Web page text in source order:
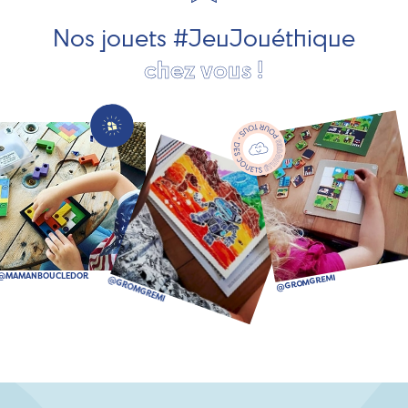
Nos jouets #JeuJouéthique
chez vous !